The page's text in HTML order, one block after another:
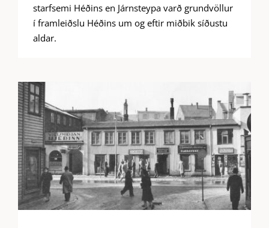
starfsemi Héðins en Járnsteypa varð grundvöllur
í framleiðslu Héðins um og eftir miðbik síðustu
aldar.